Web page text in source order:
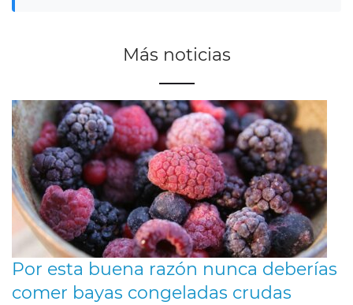
Más noticias
Por esta buena razón nunca deberías
comer bayas congeladas crudas